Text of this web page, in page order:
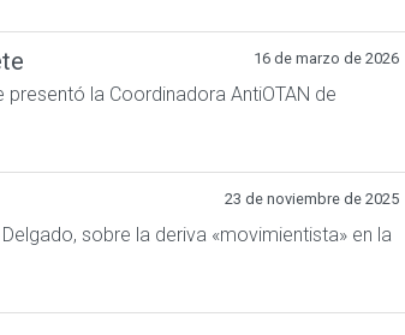
16 de marzo de 2026
presentó la Coordinadora AntiOTAN de
23 de noviembre de 2025
sobre la deriva «movimientista» en la